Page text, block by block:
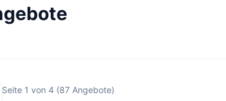
Seite 1 von 4 (87 Angebote)